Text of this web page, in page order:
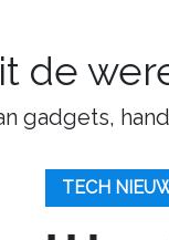
de
gadgets,
TECH